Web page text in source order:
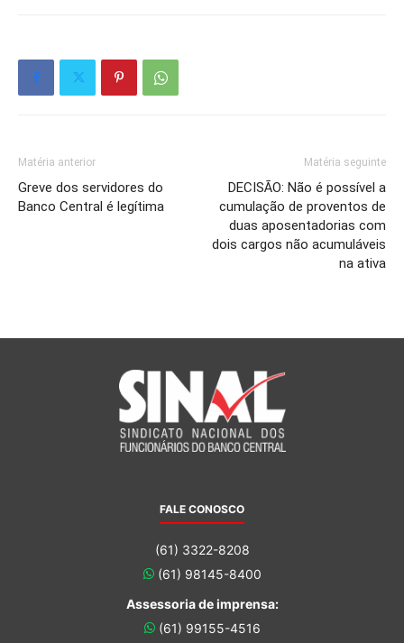
Matéria anterior
Greve dos servidores do
Banco Central é legítima
Matéria seguinte
DECISÃO: Não é possível a
cumulação de proventos de
duas aposentadorias com
dois cargos não acumuláveis
na ativa
FALE CONOSCO
(61) 3322-8208
(61) 98145-8400
Assessoria de imprensa:
(61) 99155-4516